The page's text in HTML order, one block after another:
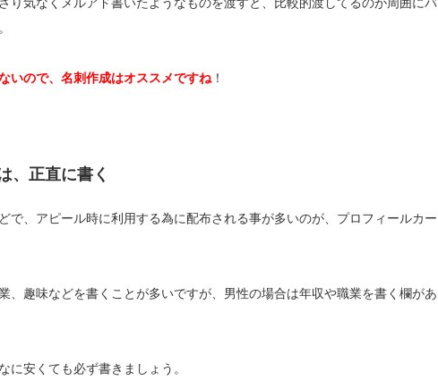
いので、名刺作成はオススメですね ！
、正直に書く
で、アピール時に利用する為に配布される事が多いのが、プロフィールカー
、趣味などを書くことが多いですが、男性の場合は年収や職業を書く欄があ
に安くても必ず書きましょう。